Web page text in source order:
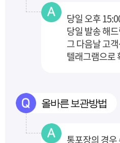
당일 오후
당일 발송 해
그 다음날 고
텔래그램으로
올바른 보관방법
통포장의 경